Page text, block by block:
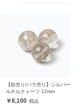
【粒売り/バラ売り】シルバー
ルチルクォーツ 12mm
8,100